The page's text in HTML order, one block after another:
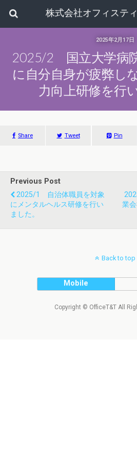
株式会社オフィステ
2025年2月17日
2025/2 国立大学病
に自分自身が疲弊し
力向上研修を行
Share Tweet Pin
Previous Post
2025/1 自治体職員を対象
にメンタルヘルス研修を行い
ました。
業
Back to top
Mobile
Copyright © OfficeT&T All